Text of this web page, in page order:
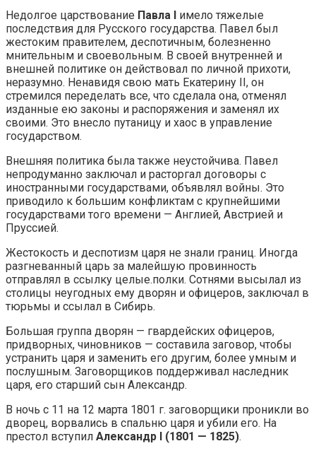
Недолгое царствование Павла I имело тяжелые
последствия для Русского государства. Павел был
жестоким правителем, деспотичным, болезненно
мнительным и своевольным. В своей внутренней и
внешней политике он действовал по личной прихоти,
неразумно. Ненавидя свою мать Екатерину II, он
стремился переделать все, что сделала она, отменял
изданные ею законы и распоряжения и заменял их
своими. Это внесло путаницу и хаос в управление
государством.
Внешняя политика была также неустойчива. Павел
непродуманно заключал и расторгал договоры с
иностранными государствами, объявлял войны. Это
приводило к большим конфликтам с крупнейшими
государствами того времени — Англией, Австрией и
Пруссией.
Жестокость и деспотизм царя не знали границ. Иногда
разгневанный царь за малейшую провинность
отправлял в ссылку целые.полки. Сотнями высылал из
столицы неугодных ему дворян и офицеров, заключал в
тюрьмы и ссылал в Сибирь.
Большая группа дворян — гвардейских офицеров,
придворных, чиновников — составила заговор, чтобы
устранить царя и заменить его другим, более умным и
послушным. Заговорщиков поддерживал наследник
царя, его старший сын Александр.
В ночь с 11 на 12 марта 1801 г. заговорщики проникли во
дворец, ворвались в спальню царя и убили его. На
престол вступил Александр I (1801 — 1825).